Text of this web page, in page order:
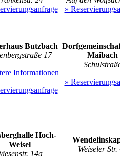
»
Butzbach
17
Informationen
Maibach
»
Hoch-
Weisel
14a
Weiseler Str.